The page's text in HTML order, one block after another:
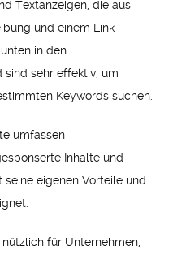
Textanzeigen, die aus
und einem Link
in den
sehr effektiv, um
Keywords suchen.
umfassen
Inhalte und
seine eigenen Vorteile und
für Unternehmen,